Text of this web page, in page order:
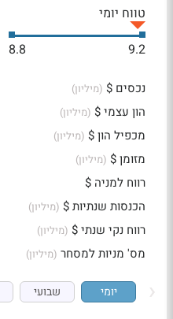
טווח יומי
9.2
8.8
נכסים $ (מיליון)
הון עצמי $ (מיליון)
מכפיל הון $ (מיליון)
מזומן $ (מיליון)
רווח למניה $
הכנסות שנתיות $ (מיליון)
רווח נקי שנתי $ (מיליון)
מס' מניות למסחר (מיליון)
יומי שבועי